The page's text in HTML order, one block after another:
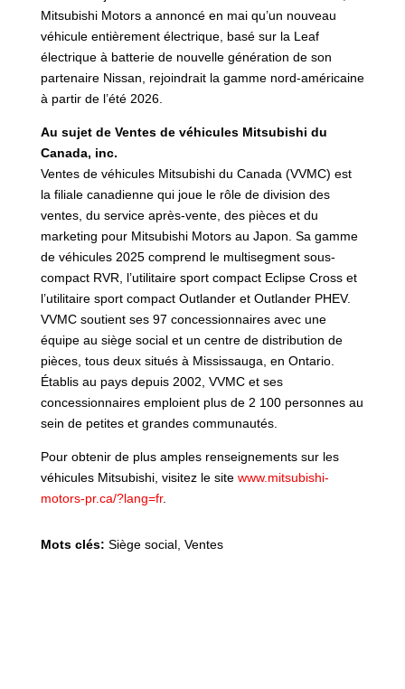
Mitsubishi Motors a annoncé en mai qu’un nouveau
véhicule entièrement électrique, basé sur la Leaf
électrique à batterie de nouvelle génération de son
partenaire Nissan, rejoindrait la gamme nord-américaine
à partir de l’été 2026.
Au sujet de Ventes de véhicules Mitsubishi du
Canada, inc.
Ventes de véhicules Mitsubishi du Canada (VVMC) est
la filiale canadienne qui joue le rôle de division des
ventes, du service après-vente, des pièces et du
marketing pour Mitsubishi Motors au Japon. Sa gamme
de véhicules 2025 comprend le multisegment sous-
compact RVR, l’utilitaire sport compact Eclipse Cross et
l’utilitaire sport compact Outlander et Outlander PHEV.
VVMC soutient ses 97 concessionnaires avec une
équipe au siège social et un centre de distribution de
pièces, tous deux situés à Mississauga, en Ontario.
Établis au pays depuis 2002, VVMC et ses
concessionnaires emploient plus de 2 100 personnes au
sein de petites et grandes communautés.
Pour obtenir de plus amples renseignements sur les
véhicules Mitsubishi, visitez le site www.mitsubishi-
motors-pr.ca/?lang=fr.
Mots clés: Siège social, Ventes